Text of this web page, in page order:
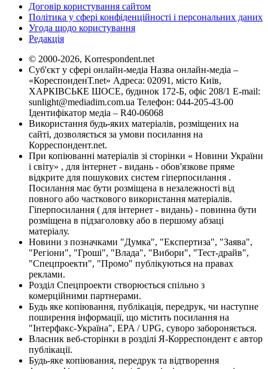
Договір користування сайтом
Політика у сфері конфіденційності і персональних даних
Угода щодо користування
Редакція
© 2000-2026, Korrespondent.net
Суб'єкт у сфері онлайн-медіа Назва онлайн-медіа –
«КореспонденТ.net» Адреса: 02091, місто Київ,
ХАРКІВСЬКЕ ШОСЕ, будинок 172-Б, офіс 208/1 E-mail:
sunlight@mediadim.com.ua Телефон: 044-205-43-00
Ідентифікатор медіа – R40-06068
Використання будь-яких матеріалів, розміщених на
сайті, дозволяється за умови посилання на
Корреспондент.net.
При копіюванні матеріалів зі сторінки « Новини України
і світу» , для інтернет - видань - обов'язкове пряме
відкрите для пошукових систем гіперпосилання .
Посилання має бути розміщена в незалежності від
повного або часткового використання матеріалів.
Гіперпосилання ( для інтернет - видань) - повинна бути
розміщена в підзаголовку або в першому абзаці
матеріалу.
Новини з позначками "Думка", "Експертиза", "Заява",
"Регіони", "Гроші", "Влада", "Вибори", "Тест-драйв",
"Спецпроекти", "Промо" публікуються на правах
реклами.
Розділ Спецпроекти створюється спільно з
комерційними партнерами.
Будь яке копіювання, публікація, передрук, чи наступне
поширення інформації, що містить посилання на
"Інтерфакс-Україна", EPA / UPG, суворо забороняється.
Власник веб-сторінки в розділі Я-Корреспондент є автор
публікації.
Будь-яке копіювання, передрук та відтворення